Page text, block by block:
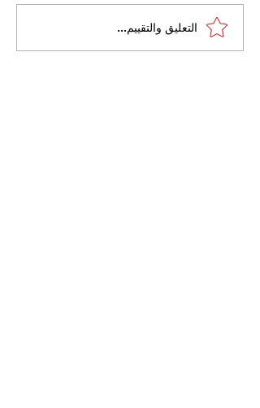
القضاء الإداري يقضي بحل
نقابة "كنابست"
التعليق والتقييم...